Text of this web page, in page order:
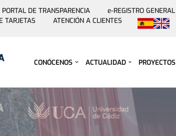
Saltar
PORTAL DE TRANSPARENCIA e-REGISTRO GENERAL
TARJETAS
ATENCIÓN A CLIENTES
CONÓCENOS ACTUALIDAD PROYECTOS